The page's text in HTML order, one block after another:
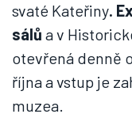
svaté Kateřiny.
sálů a v
otevřená denně
října a vstup je
muzea.